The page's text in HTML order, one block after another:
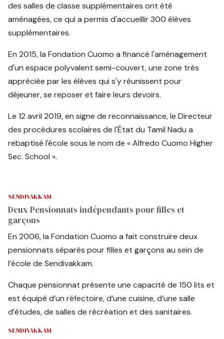
des salles de classe supplémentaires ont été
aménagées, ce qui a permis d'accueillir 300 élèves
supplémentaires.
En 2015, la Fondation Cuomo a financé l'aménagement
d'un espace polyvalent semi-couvert, une zone très
appréciée par les élèves qui s'y réunissent pour
déjeuner, se reposer et faire leurs devoirs.
Le 12 avril 2019, en signe de reconnaissance, le Directeur
des procédures scolaires de l'État du Tamil Nadu a
rebaptisé l'école sous le nom de « Alfredo Cuomo Higher
Sec. School ».
SENDIVAKKAM
Deux Pensionnats indépendants pour filles et
garçons
En 2006, la Fondation Cuomo a fait construire deux
pensionnats séparés pour filles et garçons au sein de
l’école de Sendivakkam.
Chaque pensionnat présente une capacité de 150 lits et
est équipé d’un réfectoire, d’une cuisine, d’une salle
d’études, de salles de récréation et des sanitaires.
SENDIVAKKAM